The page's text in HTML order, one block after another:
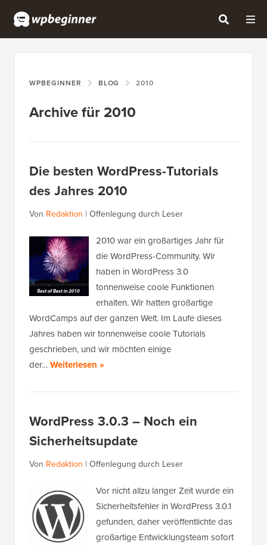
WPBEGINNER BLOG 2010
Archive für 2010
Die besten WordPress-Tutorials
des Jahres 2010
Von Redaktion | Offenlegung durch Leser
2010 war ein großartiges Jahr für
die WordPress-Community. Wir
haben in WordPress 3.0
tonnenweise coole Funktionen
erhalten. Wir hatten großartige
WordCamps auf der ganzen Welt. Im Laufe dieses
Jahres haben wir tonnenweise coole Tutorials
geschrieben, und wir möchten einige
der…Weiterlesen »
WordPress 3.0.3 – Noch ein
Sicherheitsupdate
Von Redaktion | Offenlegung durch Leser
Vor nicht allzu langer Zeit wurde ein
Sicherheitsfehler in WordPress 3.0.1
gefunden, daher veröffentlichte das
großartige Entwicklungsteam sofort